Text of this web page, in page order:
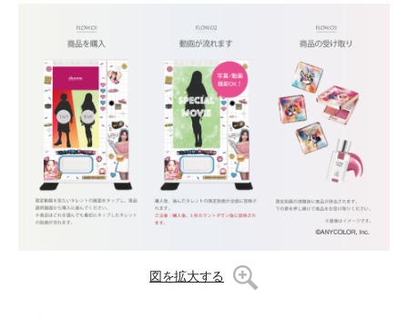
図を拡大する